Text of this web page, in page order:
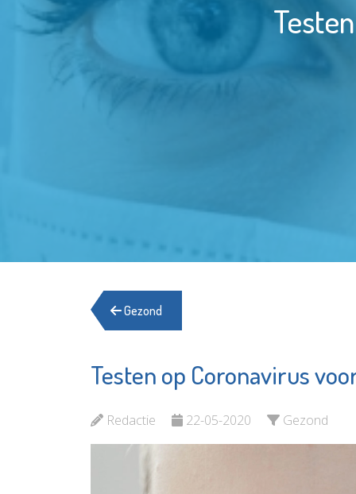
Gezond
Testen op Coronavirus
Redactie 22-05-2020 Gezond
Schiedam
Waterklaar
Bekijk de pagina
Open
Bekijk de